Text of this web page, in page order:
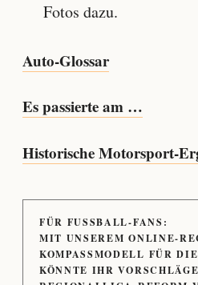
Fotos dazu.
Auto-Glossar
Es passierte am …
Historische Motorsport-
FÜR FUSSBALL-FANS:
MIT UNSEREM ONLINE-
KOMPASSMODELL FÜR
KÖNNTE IHR